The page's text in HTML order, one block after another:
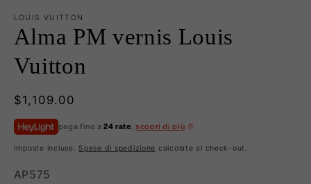
LOUIS VUITTON
Alma PM vernis Louis
Vuitton
Prezzo
di
listino
$1,109.00
paga fino a24 rate scopri di più
Imposte incluse. Spese di spedizione calcolate al check-out.
SKU:
AP575